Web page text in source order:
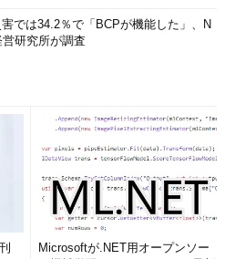
では34.2％で「BCPが機能した」、N
研究所が調査
Microsoftが.NET用オープンソー